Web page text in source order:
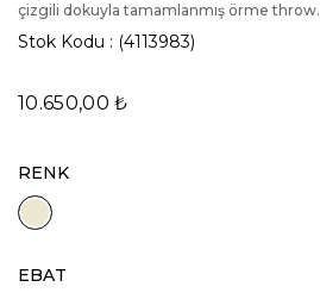
çizgili dokuyla tamamlanmış örme throw.
Stok Kodu (4113983)
10.650,00 ₺
RENK
EBAT